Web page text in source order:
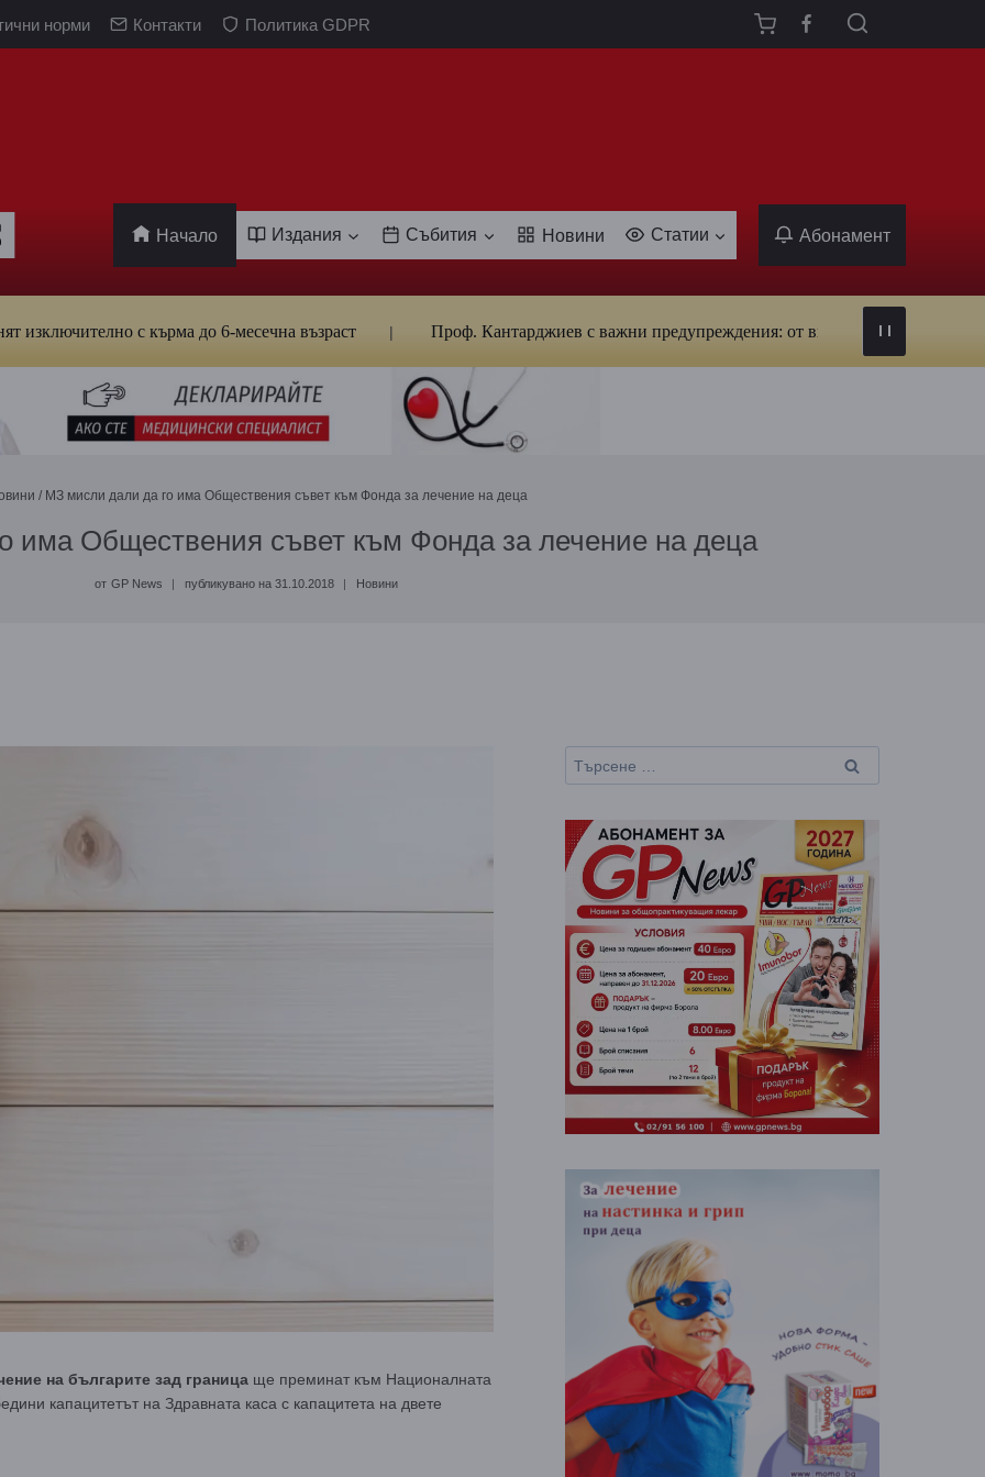
норми Контакти Политика GDPR
Начало Издания Събития Новини Статии Абонамент
с кърма до 6-месечна възраст Проф. Кантарджиев с важни предупреждения: от вируси и ухапвания от
/ МЗ мисли дали да го има Обществения съвет към Фонда за лечение на деца
има Обществения съвет към Фонда за лечение на деца
от GP News публикувано на 31.10.2018 Новини
на българите зад граница ще преминат към Националната
капацитетът на Здравната каса с капацитета на двете
Търсене
за: